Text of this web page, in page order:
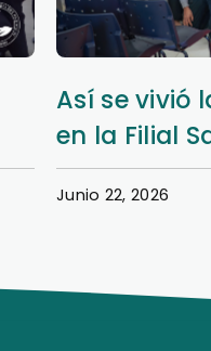
Aprendizaje
Italia
Junio 20, 2026